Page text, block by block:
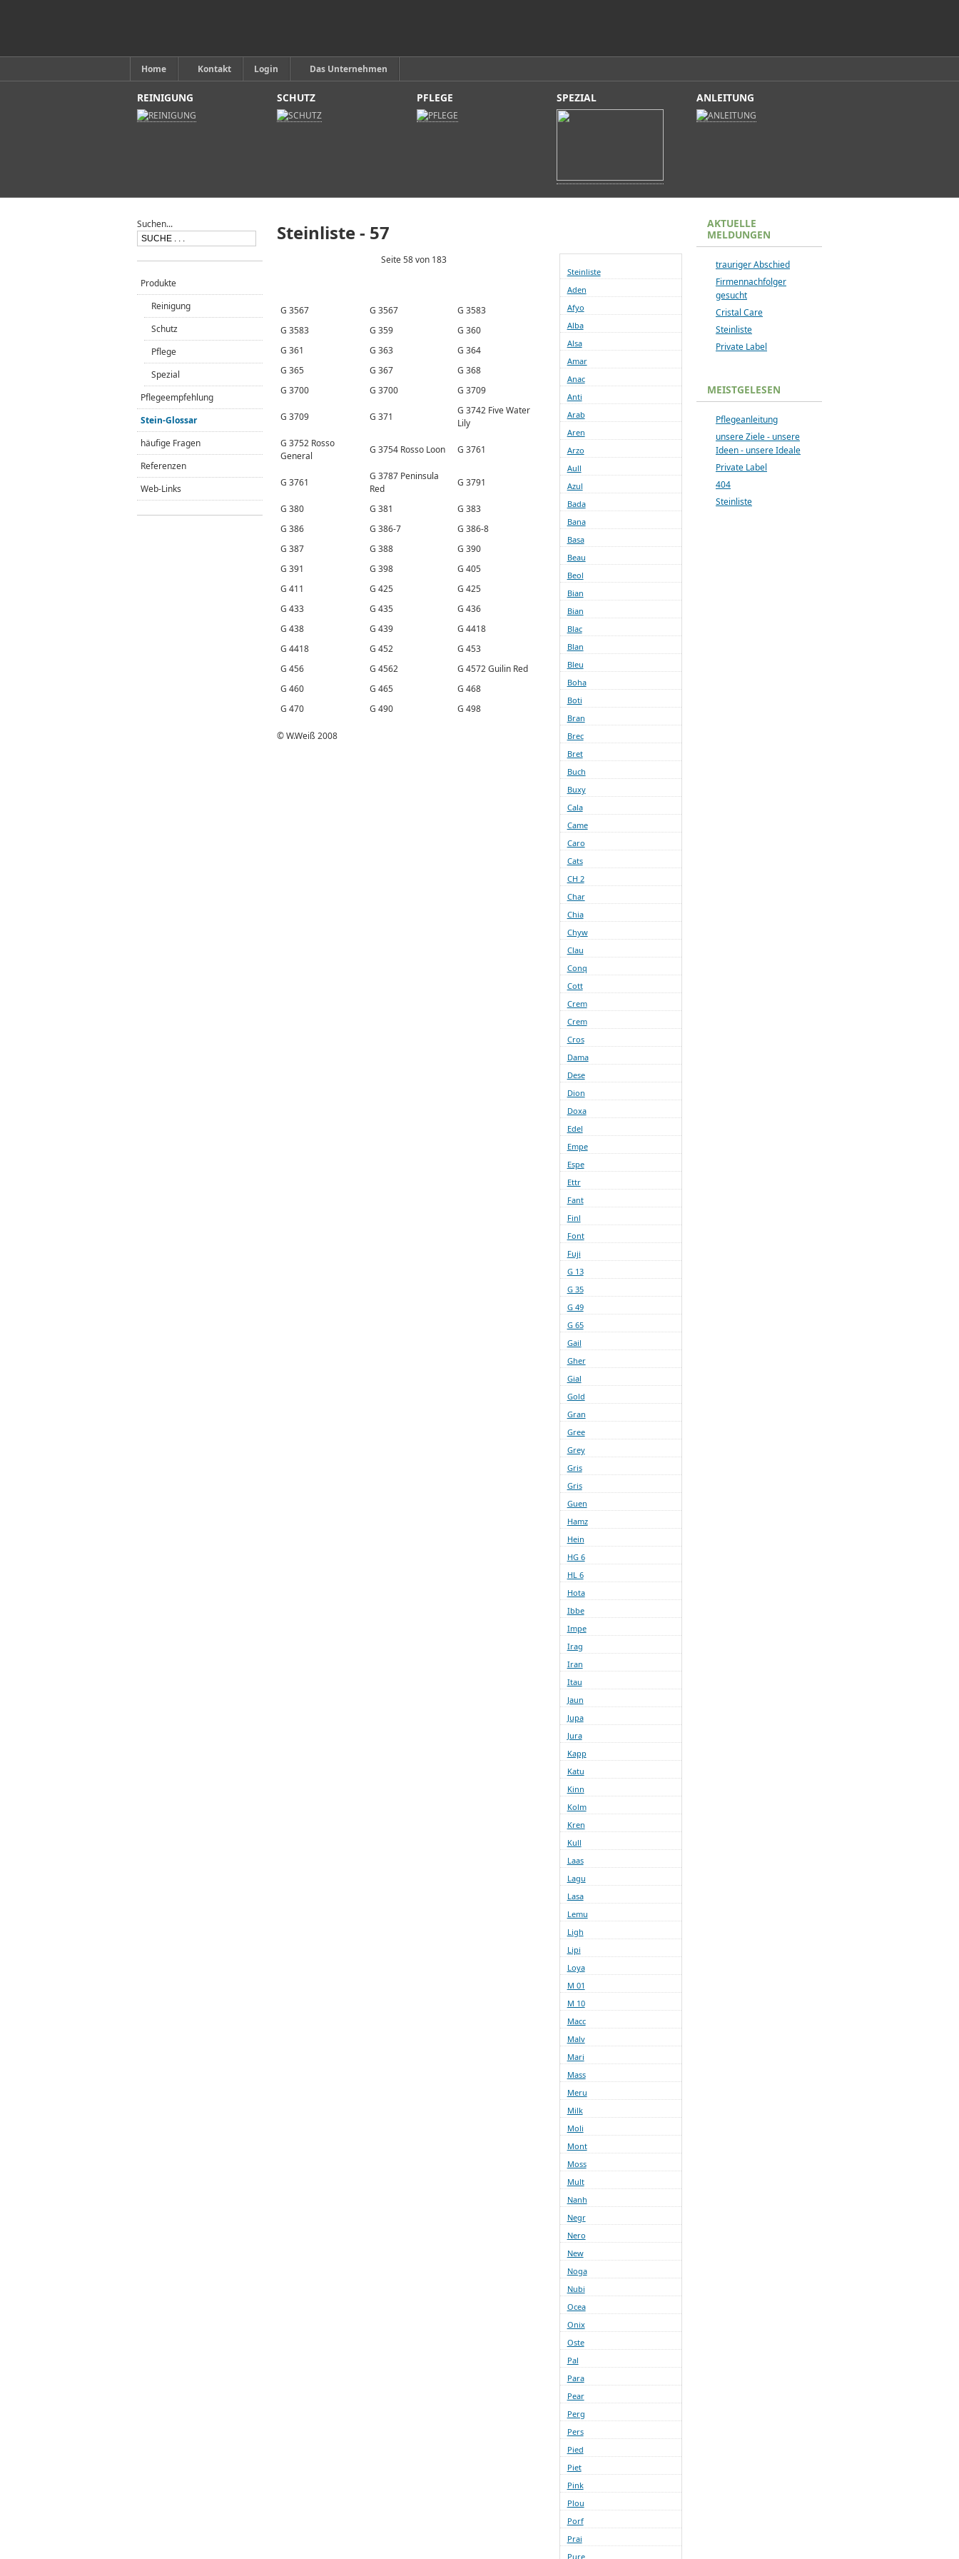
Home Kontakt Login Das Unternehmen
REINIGUNG SCHUTZ PFLEGE SPEZIAL ANLEITUNG
Steinliste - 57
Steinliste
Aden
Afyo
Alba
Alsa
Amar
Anac
Anti
Arab
Aren
Arzo
Aull
Azul
Bada
Bana
Basa
Beau
Beol
Bian
Bian
Blac
Blan
Bleu
Boha
Boti
Bran
Brec
Bret
Buch
Buxy
Cala
Came
Caro
Cats
CH 2
Char
Chia
Chyw
Clau
Conq
Cott
Crem
Crem
Cros
Dama
Dese
Dion
Doxa
Edel
Empe
Espe
Ettr
Fant
Finl
Font
Fuji
G 13
G 35
G 49
G 65
Gail
Gher
Gial
Gold
Gran
Gree
Grey
Gris
Gris
Guen
Hamz
Hein
HG 6
HL 6
Hota
Ibbe
Impe
Irag
Iran
Itau
Jaun
Jupa
Jura
Kapp
Katu
Kinn
Kolm
Kren
Kull
Laas
Lagu
Lasa
Lemu
Ligh
Lipi
Loya
M 01
M 10
Macc
Malv
Mari
Mass
Meru
Milk
Moli
Mont
Moss
Mult
Nanh
Negr
Nero
New
Noga
Nubi
Ocea
Onix
Oste
Pal
Para
Pear
Perg
Pers
Pied
Piet
Pink
Plou
Porf
Prai
Pure
Seite 58 von 183
G 3567 G 3567
G 3583
G 3583
G 359
G 360
G 361
G 363
G 364
G 365
G 367
G 368
G 3700
G 3700 G 3709
G 3709 G 371
G 3742 Five Water
Lily
G 3752 Rosso
General
G 3754 Rosso Loon G 3761
G 3761
G 3787 Peninsula
Red
G 3791
G 380 G 381
G 383
G 386
G 386-7
G 386-8
G 387
G 388
G 390
G 391
G 398
G 405
G 411
G 425
G 425
G 433
G 435
G 436
G 438
G 439
G 4418
G 4418
G 452
G 453
G 456
G 4562
G 4572 Guilin Red
G 460
G 465
G 468
G 470
G 490 G 498
© W.Weiß 2008
Suchen...
Produkte
Reinigung
Schutz
Pflege
Spezial
Pflegeempfehlung
Stein-Glossar
häufige Fragen
Referenzen
Web-Links
AKTUELLE
MELDUNGEN
trauriger Abschied
Firmennachfolger
gesucht
Cristal Care
Steinliste
Private Label
MEISTGELESEN
Pflegeanleitung
unsere Ziele - unsere
Ideen - unsere Ideale
Private Label
404
Steinliste